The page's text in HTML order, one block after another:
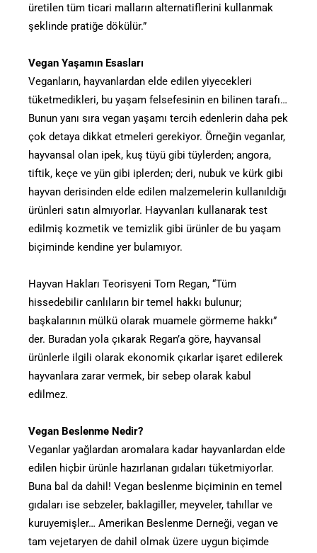
üretilen tüm ticari malların alternatiflerini kullanmak
şeklinde pratiğe dökülür.”
Vegan Yaşamın Esasları
Veganların, hayvanlardan elde edilen yiyecekleri
tüketmedikleri, bu yaşam felsefesinin en bilinen tarafı…
Bunun yanı sıra vegan yaşamı tercih edenlerin daha pek
çok detaya dikkat etmeleri gerekiyor. Örneğin veganlar,
hayvansal olan ipek, kuş tüyü gibi tüylerden; angora,
tiftik, keçe ve yün gibi iplerden; deri, nubuk ve kürk gibi
hayvan derisinden elde edilen malzemelerin kullanıldığı
ürünleri satın almıyorlar. Hayvanları kullanarak test
edilmiş kozmetik ve temizlik gibi ürünler de bu yaşam
biçiminde kendine yer bulamıyor.
Hayvan Hakları Teorisyeni Tom Regan, “Tüm
hissedebilir canlıların bir temel hakkı bulunur;
başkalarının mülkü olarak muamele görmeme hakkı”
der. Buradan yola çıkarak Regan’a göre, hayvansal
ürünlerle ilgili olarak ekonomik çıkarlar işaret edilerek
hayvanlara zarar vermek, bir sebep olarak kabul
edilmez.
Vegan Beslenme Nedir?
Veganlar yağlardan aromalara kadar hayvanlardan elde
edilen hiçbir ürünle hazırlanan gıdaları tüketmiyorlar.
Buna bal da dahil! Vegan beslenme biçiminin en temel
gıdaları ise sebzeler, baklagiller, meyveler, tahıllar ve
kuruyemişler… Amerikan Beslenme Derneği, vegan ve
tam vejetaryen de dahil olmak üzere uygun biçimde